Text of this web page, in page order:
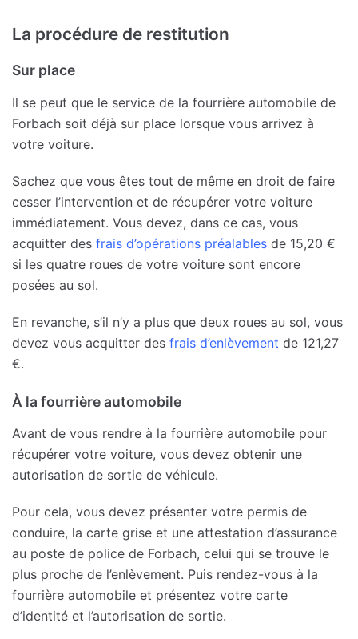
La procédure de restitution
Sur place
Il se peut que le service de la fourrière automobile de
Forbach soit déjà sur place lorsque vous arrivez à
votre voiture.
Sachez que vous êtes tout de même en droit de faire
cesser l’intervention et de récupérer votre voiture
immédiatement. Vous devez, dans ce cas, vous
acquitter des frais d’opérations préalables de 15,20 €
si les quatre roues de votre voiture sont encore
posées au sol.
En revanche, s’il n’y a plus que deux roues au sol, vous
devez vous acquitter des frais d’enlèvement de 121,27
€.
À la fourrière automobile
Avant de vous rendre à la fourrière automobile pour
récupérer votre voiture, vous devez obtenir une
autorisation de sortie de véhicule.
Pour cela, vous devez présenter votre permis de
conduire, la carte grise et une attestation d’assurance
au poste de police de Forbach, celui qui se trouve le
plus proche de l’enlèvement. Puis rendez-vous à la
fourrière automobile et présentez votre carte
d’identité et l’autorisation de sortie.